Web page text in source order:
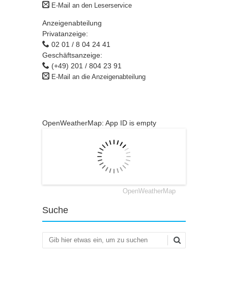
E-Mail an den Leserservice
Anzeigenabteilung
Privatanzeige:
02 01 / 8 04 24 41
Geschäftsanzeige:
(+49) 201 / 804 23 91
E-Mail an die Anzeigenabteilung
OpenWeatherMap: App ID is empty
OpenWeatherMap
Suche
Suchen